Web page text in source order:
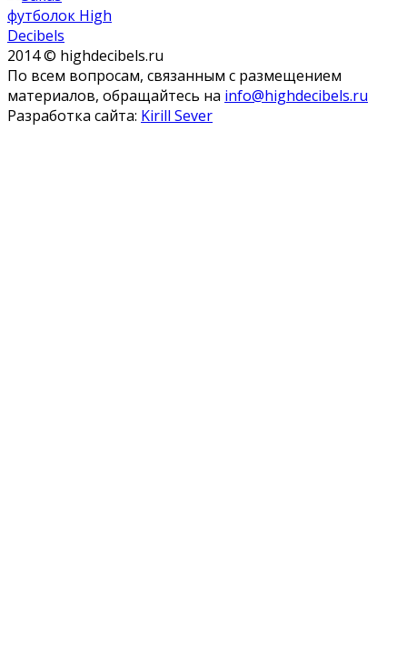
2014 © highdecibels.ru
По всем вопросам, связанным с размещением
материалов, обращайтесь на info@highdecibels.ru
Разработка сайта: Kirill Sever